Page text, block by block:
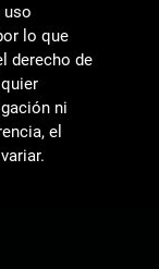
uso
lo que
derecho de
ni
el